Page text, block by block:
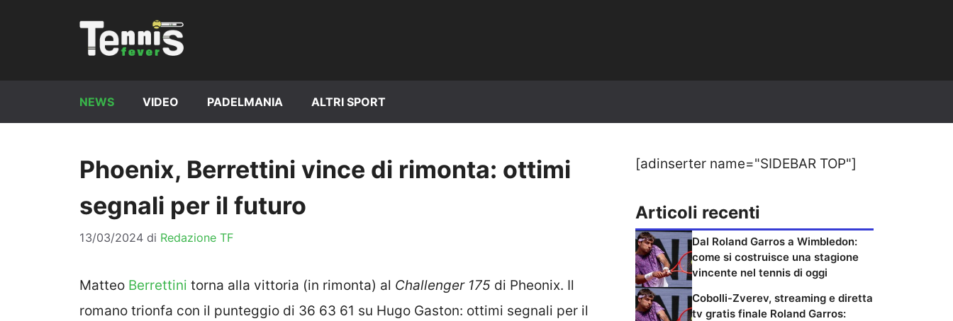
NEWS VIDEO PADELMANIA ALTRI SPORT
Phoenix, Berrettini vince di rimonta: ottimi
segnali per il futuro
13/03/2024 di Redazione TF
Matteo Berrettini torna alla vittoria (in rimonta) al Challenger 175 di Pheonix. Il
romano trionfa con il punteggio di 36 63 61 su Hugo Gaston: ottimi segnali per il
[adinserter name="SIDEBAR TOP"]
Articoli recenti
Dal Roland Garros a Wimbledon:
come si costruisce una stagione
vincente nel tennis di oggi
Cobolli-Zverev, streaming e diretta
tv gratis finale Roland Garros: